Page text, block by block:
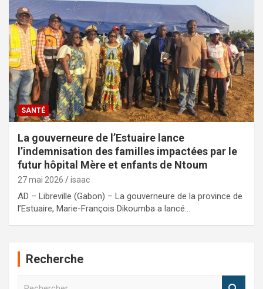
SANTÉ
La gouverneure de l’Estuaire lance
l’indemnisation des familles impactées par le
futur hôpital Mère et enfants de Ntoum
27 mai 2026 isaac
AD – Libreville (Gabon) – La gouverneure de la province de
l’Estuaire, Marie-François Dikoumba a lancé…
Recherche